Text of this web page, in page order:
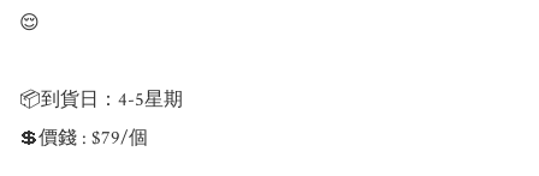
😌
📦到貨日：4-5星期
💲價錢 : $79/個